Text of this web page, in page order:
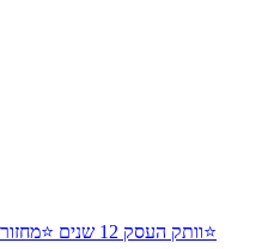
⭐וותק העסק 12 שנים ⭐מחזור ממוצע חודשי ב –…